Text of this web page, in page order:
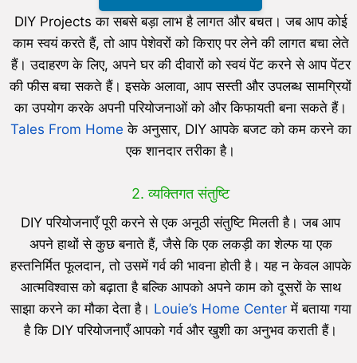
DIY Projects का सबसे बड़ा लाभ है लागत और बचत। जब आप कोई
काम स्वयं करते हैं, तो आप पेशेवरों को किराए पर लेने की लागत बचा लेते
हैं। उदाहरण के लिए, अपने घर की दीवारों को स्वयं पेंट करने से आप पेंटर
की फीस बचा सकते हैं। इसके अलावा, आप सस्ती और उपलब्ध सामग्रियों
का उपयोग करके अपनी परियोजनाओं को और किफायती बना सकते हैं।
Tales From Home के अनुसार, DIY आपके बजट को कम करने का
एक शानदार तरीका है।
2. व्यक्तिगत संतुष्टि
DIY परियोजनाएँ पूरी करने से एक अनूठी संतुष्टि मिलती है। जब आप
अपने हाथों से कुछ बनाते हैं, जैसे कि एक लकड़ी का शेल्फ या एक
हस्तनिर्मित फूलदान, तो उसमें गर्व की भावना होती है। यह न केवल आपके
आत्मविश्वास को बढ़ाता है बल्कि आपको अपने काम को दूसरों के साथ
साझा करने का मौका देता है। Louie’s Home Centerमें बताया गया
है कि DIY परियोजनाएँ आपको गर्व और खुशी का अनुभव कराती हैं।